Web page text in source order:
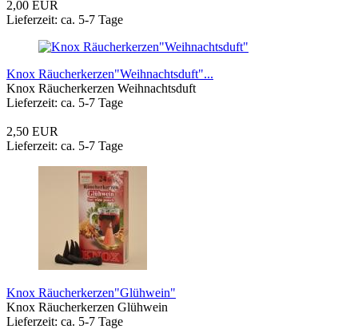
2,00 EUR
Lieferzeit: ca. 5-7 Tage
Knox Räucherkerzen"Weihnachtsduft"...
Knox Räucherkerzen Weihnachtsduft
Lieferzeit: ca. 5-7 Tage
2,50 EUR
Lieferzeit: ca. 5-7 Tage
Knox Räucherkerzen"Glühwein"
Knox Räucherkerzen Glühwein
Lieferzeit: ca. 5-7 Tage